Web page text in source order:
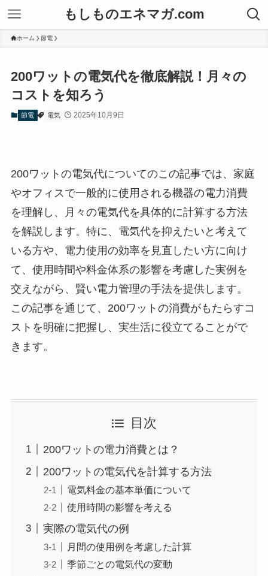
もしものエネマガ.com
ホーム 節電
200ワットの電気代を徹底解説！月々の
コストを知ろう
節電 電気 2025年10月9日
200ワットの電気代についてのこの記事では、家庭
やオフィスで一般的に使用される機器の電力消費
を理解し、月々の電気代を具体的に計算する方法
を解説します。特に、電気代を抑えたいと考えて
いる方や、電力使用の効率を見直したい方に向け
て、使用時間や料金体系の影響を考慮した実例を
交えながら、賢い電力管理の手法を提供します。
この記事を通じて、200ワットの消費がもたらすコ
ストを明確に把握し、実生活に役立てることがで
きます。
目次
200ワットの電力消費とは？
200ワットの電気代を計算する方法
電気料金の基本単価について
使用時間の影響を考える
実際の電気代の例
月間の使用例を考慮した計算
季節ごとの電気代の変動